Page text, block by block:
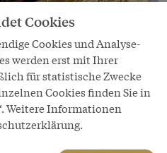
van Schuppen
Cookies
Cookies und Analyse-
werden erst mit Ihrer
für statistische Zwecke
Cookies finden Sie in
Weitere Informationen